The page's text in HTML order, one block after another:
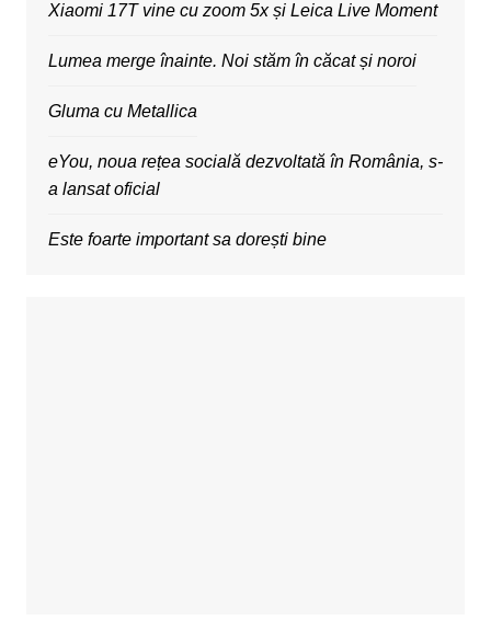
Xiaomi 17T vine cu zoom 5x și Leica Live Moment
Lumea merge înainte. Noi stăm în căcat și noroi
Gluma cu Metallica
eYou, noua rețea socială dezvoltată în România, s-
a lansat oficial
Este foarte important sa dorești bine